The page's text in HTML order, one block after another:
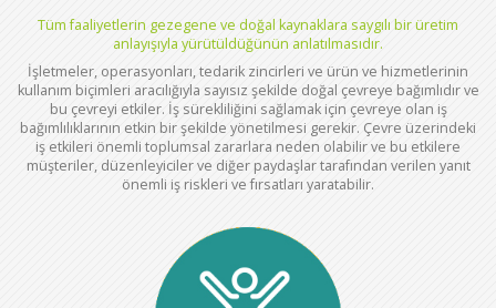
Tüm faaliyetlerin gezegene ve doğal kaynaklara saygılı bir üretim
anlayışıyla yürütüldüğünün anlatılmasıdır.
İşletmeler, operasyonları, tedarik zincirleri ve ürün ve hizmetlerinin
kullanım biçimleri aracılığıyla sayısız şekilde doğal çevreye bağımlıdır ve
bu çevreyi etkiler. İş sürekliliğini sağlamak için çevreye olan iş
bağımlılıklarının etkin bir şekilde yönetilmesi gerekir. Çevre üzerindeki
iş etkileri önemli toplumsal zararlara neden olabilir ve bu etkilere
müşteriler, düzenleyiciler ve diğer paydaşlar tarafından verilen yanıt
önemli iş riskleri ve fırsatları yaratabilir.